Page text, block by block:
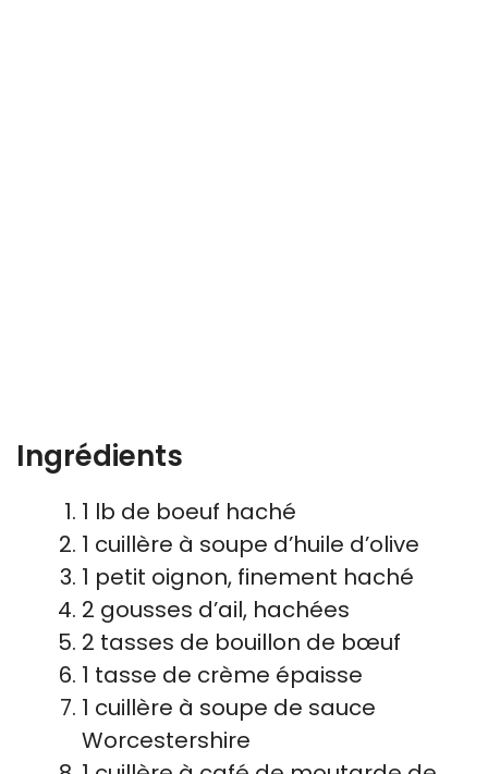
Ingrédients
1 lb de boeuf haché
1 cuillère à soupe d’huile d’olive
1 petit oignon, finement haché
2 gousses d’ail, hachées
2 tasses de bouillon de bœuf
1 tasse de crème épaisse
1 cuillère à soupe de sauce
Worcestershire